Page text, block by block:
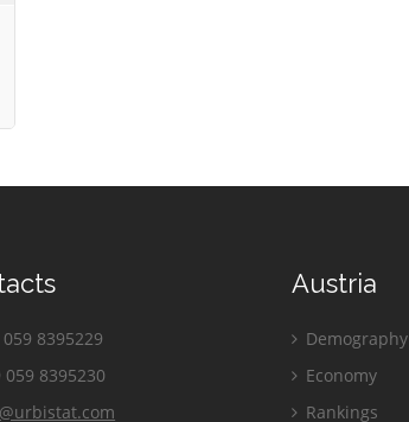
059 8395229
059 8395230
Austria
Demography
Economy
Rankings